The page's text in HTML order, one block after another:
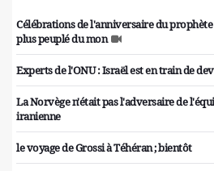
Célébrations de l'anniversaire du
plus peuplé du mon
Experts de l'ONU : Israël est en train de
La Norvège n'était pas l'adversaire de
iranienne
le voyage de Grossi à Téhéran ; bientôt